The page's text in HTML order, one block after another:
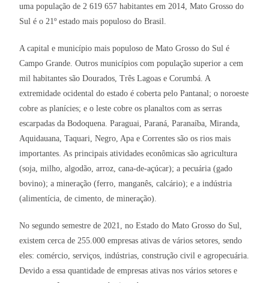
uma população de 2 619 657 habitantes em 2014, Mato Grosso do
Sul é o 21º estado mais populoso do Brasil.
A capital e município mais populoso de Mato Grosso do Sul é
Campo Grande. Outros municípios com população superior a cem
mil habitantes são Dourados, Três Lagoas e Corumbá. A
extremidade ocidental do estado é coberta pelo Pantanal; o noroeste
cobre as planícies; e o leste cobre os planaltos com as serras
escarpadas da Bodoquena. Paraguai, Paraná, Paranaíba, Miranda,
Aquidauana, Taquari, Negro, Apa e Correntes são os rios mais
importantes. As principais atividades econômicas são agricultura
(soja, milho, algodão, arroz, cana-de-açúcar); a pecuária (gado
bovino); a mineração (ferro, manganês, calcário); e a indústria
(alimentícia, de cimento, de mineração).
No segundo semestre de 2021, no Estado do Mato Grosso do Sul,
existem cerca de 255.000 empresas ativas de vários setores, sendo
eles: comércio, serviços, indústrias, construção civil e agropecuária.
Devido a essa quantidade de empresas ativas nos vários setores e